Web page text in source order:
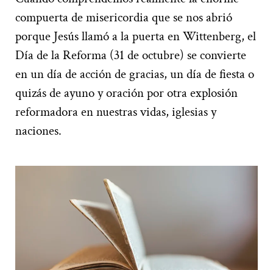
compuerta de misericordia que se nos abrió
porque Jesús llamó a la puerta en Wittenberg, el
Día de la Reforma (31 de octubre) se convierte
en un día de acción de gracias, un día de fiesta o
quizás de ayuno y oración por otra explosión
reformadora en nuestras vidas, iglesias y
naciones.